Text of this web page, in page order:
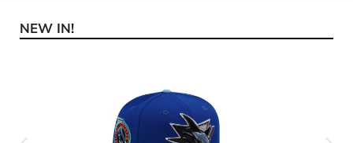
Produktgalerie überspringen
NEW IN!